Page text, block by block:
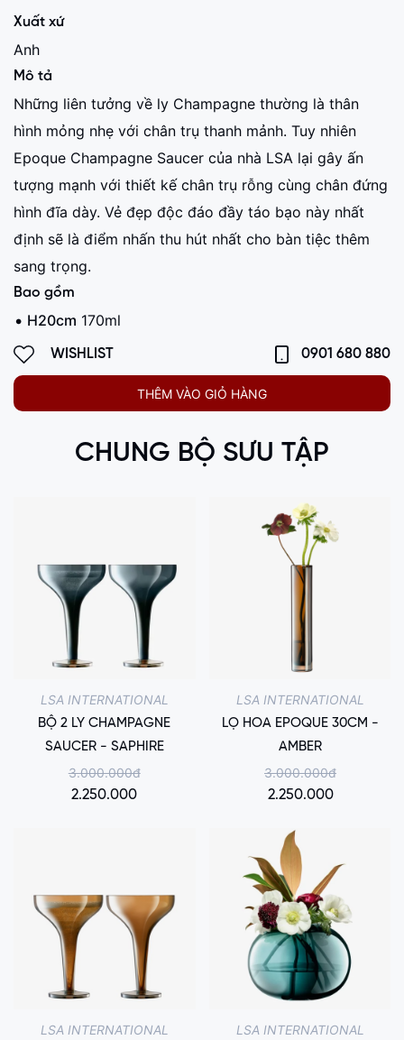
Xuất xứ
Anh
Mô tả
Những liên tưởng về ly Champagne thường là thân
hình mỏng nhẹ với chân trụ thanh mảnh. Tuy nhiên
Epoque Champagne Saucer của nhà LSA lại gây ấn
tượng mạnh với thiết kế chân trụ rỗng cùng chân đứng
hình đĩa dày. Vẻ đẹp độc đáo đầy táo bạo này nhất
định sẽ là điểm nhấn thu hút nhất cho bàn tiệc thêm
sang trọng.
Bao gồm
H20cm 170ml
WISHLIST 0901 680 880
THÊM VÀO GIỎ HÀNG
CHUNG BỘ SƯU TẬP
LSA INTERNATIONAL
BỘ 2 LY CHAMPAGNE
SAUCER - SAPHIRE
3.000.000đ
2.250.000
LSA INTERNATIONAL
LSA INTERNATIONAL
LỌ HOA EPOQUE 30CM -
AMBER
3.000.000đ
2.250.000
LSA INTERNATIONAL